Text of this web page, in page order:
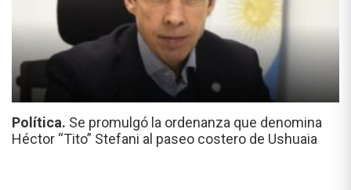
Política. Se promulgó la ordenanza que denomina
Héctor “Tito” Stefani al paseo costero de Ushuaia